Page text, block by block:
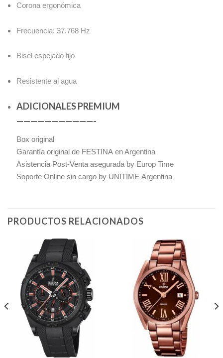
Corona ergonómica
Frecuencia: 37.768 Hz
Bisel espejado fijo
Resistente al agua
ADICIONALES PREMIUM
———————————-
Box original
Garantía original de FESTINA en Argentina
Asistencia Post-Venta asegurada by Europ Time
Soporte Online sin cargo by UNITIME Argentina
PRODUCTOS RELACIONADOS